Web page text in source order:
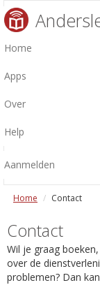
Home
Apps
Over
Help
Aanmelden
Home Contact
Contact
Wil je graag
over de
problemen? Dan